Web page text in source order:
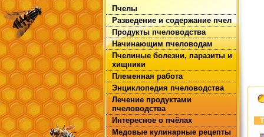
Пчелы
Разведение и содержание пчел
Продукты пчеловодства
Начинающим пчеловодам
Пчелиные болезни, паразиты и
хищники
Племенная работа
Энциклопедия пчеловодства
Лечение продуктами
пчеловодства
Интересное о пчёлах
Медовые кулинарные рецепты